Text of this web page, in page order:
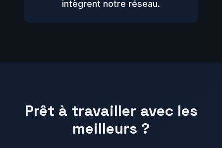
intègrent notre réseau.
Prêt à travailler avec les
meilleurs ?